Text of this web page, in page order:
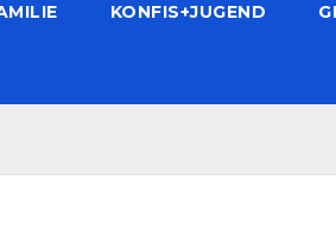
KONFIS+JUGEND